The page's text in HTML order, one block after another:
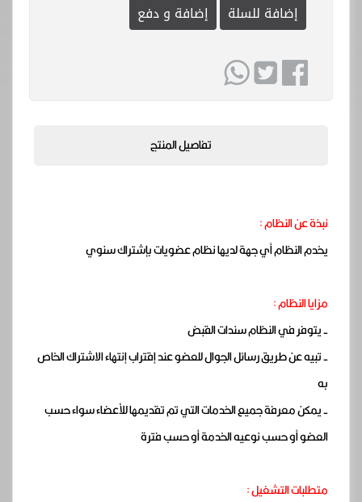
إضافة للسلة إضافة و دفع
تفاصيل المنتج
نبذة عن النظام :
يخدم النظام أي جهة لديها نظام عضويات بإشتراك سنوي
مزايا النظام :
- يتوفر في النظام سندات القبض
- تبيه عن طريق رسائل الجوال للعضو عند إقتراب إنتهاء الاشتراك الخاص
به
- يمكن معرفة جميع الخدمات التي تم تقديمها للأعضاء سواء حسب
العضو أو حسب نوعيه الخدمة أو حسب فترة
متطلبات التشغيل :